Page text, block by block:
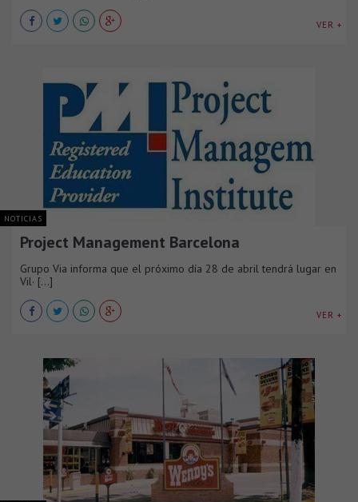
VER +
NOTICIAS
Project Management Barcelona
Grupo Via informa que el próximo día 28 de abril tendrá lugar en
Vil· [...]
VER +